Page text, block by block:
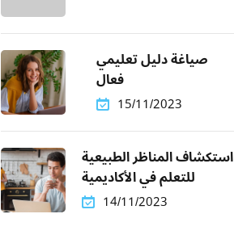
صياغة دليل تعليمي
فعال
15/11/2023
استكشاف المناظر الطبيعية
للتعلم في الأكاديمية
14/11/2023